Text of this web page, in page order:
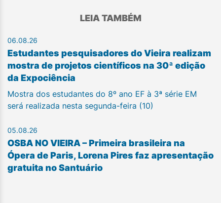
LEIA TAMBÉM
06.08.26
Estudantes pesquisadores do Vieira realizam
mostra de projetos científicos na 30ª edição
da Expociência
Mostra dos estudantes do 8º ano EF à 3ª série EM
será realizada nesta segunda-feira (10)
05.08.26
OSBA NO VIEIRA – Primeira brasileira na
Ópera de Paris, Lorena Pires faz apresentação
gratuita no Santuário